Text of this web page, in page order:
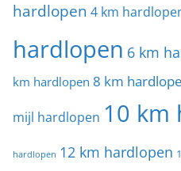
hardlopen 4 km
hardlopen 6 km
km hardlopen 8 km
mijl hardlopen 10 km
hardlopen 12 km hardlopen